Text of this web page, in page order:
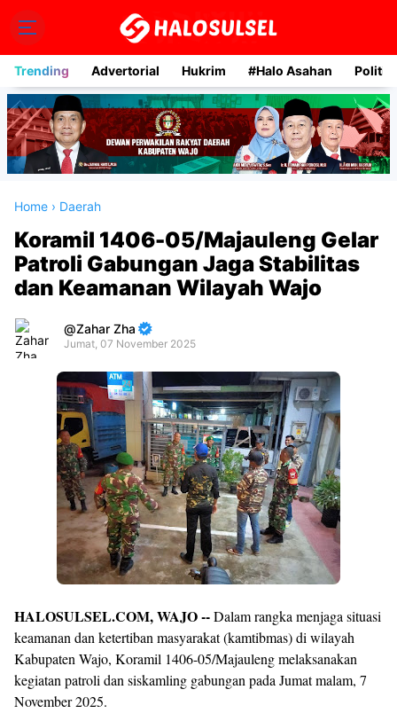
Trending Advertorial Hukrim #Halo Asahan Politik
Home › Daerah
Koramil 1406-05/Majauleng Gelar
Patroli Gabungan Jaga Stabilitas
dan Keamanan Wilayah Wajo
Zahar Zha
Jumat, 07 November 2025
Premium
Raushan
Design
Templates
HALOSULSEL.COM, WAJO --Dalam rangka menjaga situasi
keamanan dan ketertiban masyarakat (kamtibmas) di wilayah
Kabupaten Wajo, Koramil 1406-05/Majauleng melaksanakan
kegiatan patroli dan siskamling gabungan pada Jumat malam, 7
November 2025.